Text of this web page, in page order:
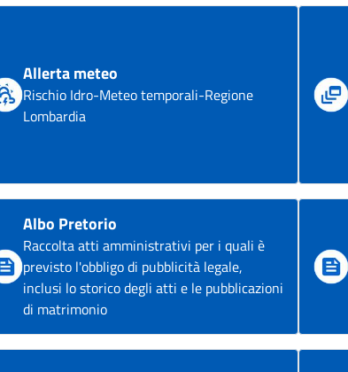
Allerta meteo
Rischio Idro-Meteo temporali-Regione
Lombardia
Albo Pretorio
Raccolta atti amministrativi per i quali è
previsto l'obbligo di pubblicità legale,
inclusi lo storico degli atti e le pubblicazioni
di matrimonio